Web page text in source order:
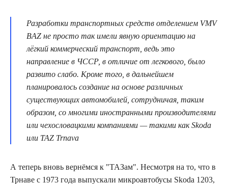
Разработки транспортных средств отделением VMV
BAZ не просто так имели явную ориентацию на
лёгкий коммерческий транспорт, ведь это
направление в ЧССР, в отличие от легкового, было
развито слабо. Кроме того, в дальнейшем
планировалось создание на основе различных
существующих автомобилей, сотрудничая, таким
образом, со многими иностранными производителями
или чехословацкими компаниями — такими как Skoda
или TAZ Trnava
А теперь вновь вернёмся к "ТАЗам". Несмотря на то, что в
Трнаве с 1973 года выпускали микроавтобусы Skoda 1203,